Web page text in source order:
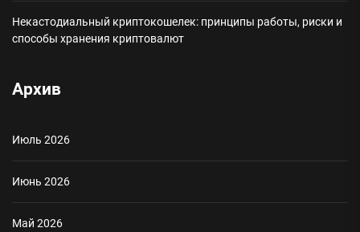
Некастодиальный криптокошелек: принципы работы, риски и
способы хранения криптовалют
Архив
Июль 2026
Июнь 2026
Май 2026